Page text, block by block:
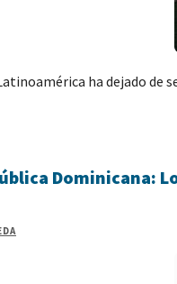
ha dejado
Dominicana: